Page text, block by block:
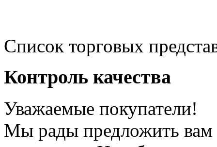
Список торговых
Контроль качества
Уважаемые покупатели!
Мы рады предложить вам